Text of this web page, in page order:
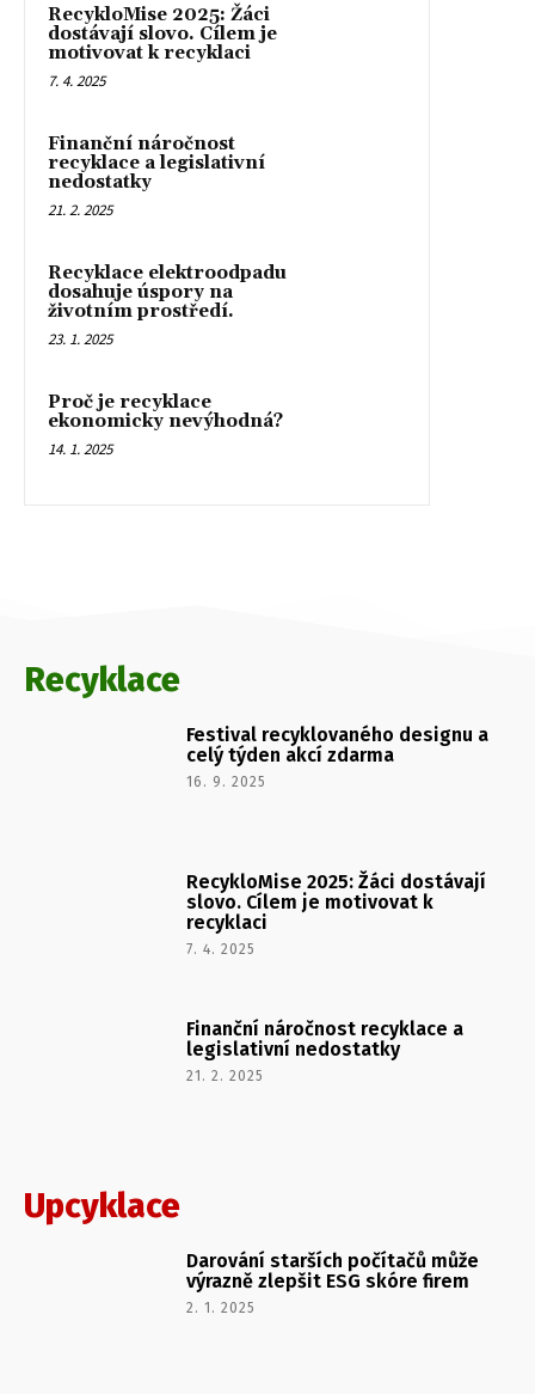
RecykloMise 2025: Žáci
dostávají slovo. Cílem je
motivovat k recyklaci
7. 4. 2025
Finanční náročnost
recyklace a legislativní
nedostatky
21. 2. 2025
Recyklace elektroodpadu
dosahuje úspory na
životním prostředí.
23. 1. 2025
Proč je recyklace
ekonomicky nevýhodná?
14. 1. 2025
Recyklace
Festival recyklovaného designu a
celý týden akcí zdarma
16. 9. 2025
RecykloMise 2025: Žáci dostávají
slovo. Cílem je motivovat k
recyklaci
7. 4. 2025
Finanční náročnost recyklace a
legislativní nedostatky
21. 2. 2025
Upcyklace
Darování starších počítačů může
výrazně zlepšit ESG skóre firem
2. 1. 2025